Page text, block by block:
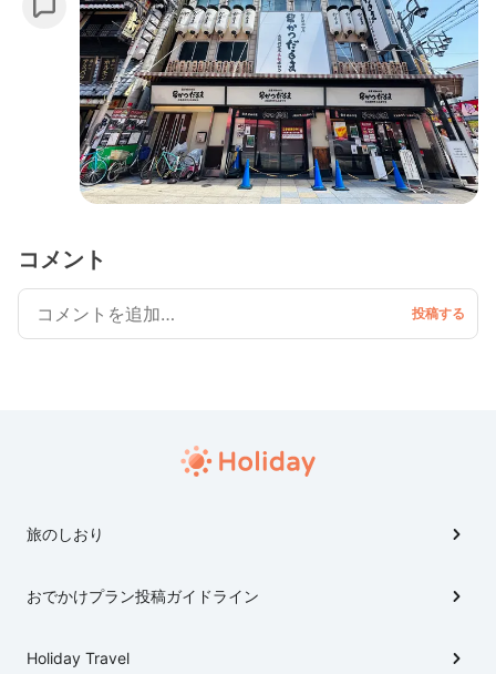
コメント
旅のしおり
おでかけプラン投稿ガイドライン
Holiday Travel